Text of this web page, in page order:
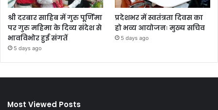
श्री दरबार साहिब में गुरु पूर्णिमा
पर गुरु महिमा के दिव्य संदेश से
भावविभोर हुई संगतें
5 days ago
प्रदेशभर में स्वतंत्रता दिवस का
हो भव्य आयोजनः मुख्य सचिव
5 days ago
Most Viewed Posts